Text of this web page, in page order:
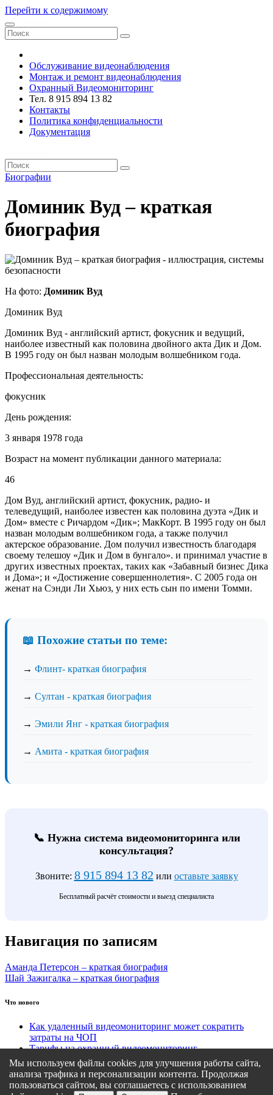
Перейти к содержимому
Обслуживание видеонаблюдения
Монтаж и ремонт видеонаблюдения
Охранный Видеомониторинг
Тел. 8 915 894 13 82
Контакты
Политика конфиденциальности
Документация
Биографии
Доминик Вуд – краткая
биография
На фото: Доминик Вуд
Доминик Вуд
Доминик Вуд - английский артист, фокусник и ведущий,
наиболее известный как половина двойного акта Дик и Дом.
В 1995 году он был назван молодым волшебником года.
Профессиональная деятельность:
фокусник
День рождения:
3 января 1978 года
Возраст на момент публикации данного материала:
46
Дом Вуд, английский артист, фокусник, радио- и
телеведущий, наиболее известен как половина дуэта «Дик и
Дом» вместе с Ричардом «Дик»; МакКорт. В 1995 году он был
назван молодым волшебником года, а также получил
актерское образование. Дом получил известность благодаря
своему телешоу «Дик и Дом в бунгало». и принимал участие в
других известных проектах, таких как «Забавный бизнес Дика
и Дома»; и «Достижение совершеннолетия». С 2005 года он
женат на Сэнди Ли Хьюз, у них есть сын по имени Томми.
📖 Похожие статьи по теме:
→ Флинт- краткая биография
→ Султан - краткая биография
→ Эмили Янг - краткая биография
→ Амита - краткая биография
📞 Нужна система видеомониторинга или
консультация?
Звоните: 8 915 894 13 82 или оставьте заявку
Бесплатный расчёт стоимости и выезд специалиста
Навигация по записям
Аманда Петерсон – краткая биография
Шай Зажигалка – краткая биография
Что нового
Как удаленный видеомониторинг может сократить
затраты на ЧОП
Тарифы на охранный видеомониторинг
Этапы подключения удаленного видеомониторинга
Кому подходит удаленный видеомониторинг?
Какие задачи решает удаленный видеомониторинг
Мы используем файлы cookies для улучшения работы сайта,
анализа трафика и персонализации контента. Продолжая
пользоваться сайтом, вы соглашаетесь с использованием